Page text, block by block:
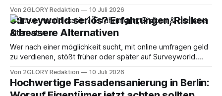
klingen, um wahr zu sein. Genau deshalb lohnt sich ein
nüchterner Blick auf einen der aktiven deutschsprachigen
Anbieter in diesem Segment. Dieser Beitrag ordnet ein, wie
Preis-
Von 2GLORY Redaktion 10 Juli 2026
Surveyworld seriös? Erfahrungen, Risiken
& bessere Alternativen
Wer nach einer möglichkeit sucht, mit online umfragen geld
zu verdienen, stößt früher oder später auf Surveyworld.
oder zahlen nutzer am Ende nur mit ihren daten? Dieser
beitrag liefert eine ehrliche antwort. Kurze
Von 2GLORY Redaktion 10 Juli 2026
Hochwertige Fassadensanierung in Berlin: